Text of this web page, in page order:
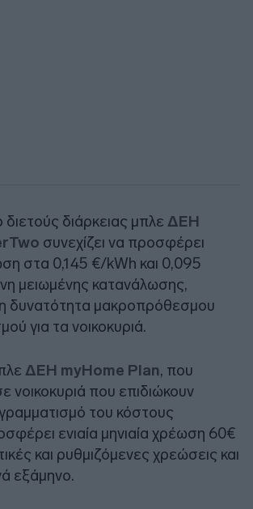
διάρκειας μπλε ΔΕΗ
συνεχίζει να προσφέρει
στα 0,145 €/kWh και 0,095
μειωμένης κατανάλωσης,
δυνατότητα μακροπρόθεσμου
για τα νοικοκυριά.
ΔΕΗ myHome Plan, που
νοικοκυριά που επιδιώκουν
του κόστους
ενιαία μηνιαία χρέωση 60€
και ρυθμιζόμενες χρεώσεις και
εξάμηνο.